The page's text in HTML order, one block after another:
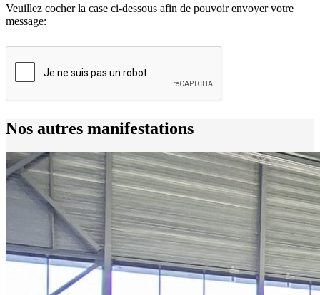
Veuillez cocher la case ci-dessous afin de pouvoir envoyer votre
message:
Nos autres manifestations